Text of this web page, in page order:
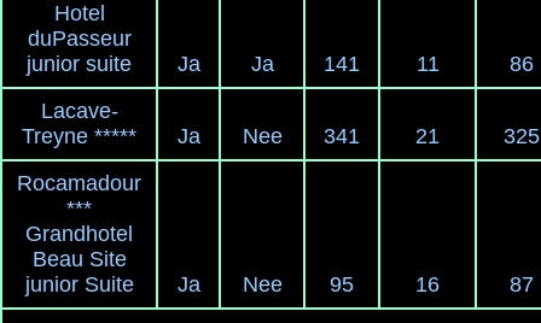
Hotel
duPasseur
junior suite
Ja Ja 141 11
86
Lacave-
Treyne *****
Ja Nee 341 21
325
Rocamadour
***
Grandhotel
Beau Site
junior Suite
Ja Nee 95 16 87